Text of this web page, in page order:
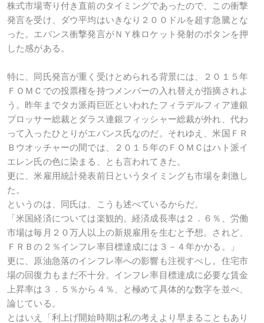
株式市場寄り付き直前のタイミングであったので、この衝撃
発言を受け、ダウ平均はいきなり２００ドルを超す急騰とな
った。エバンス衝撃発言がＮＹ株ロケット発射のボタンを押
した感がある。
特に、同氏発言が重く受けとめられる背景には、２０１５年
ＦＯＭＣでの投票権を持つメンバーの入れ替えが指摘されよ
う。昨年までタカ派両巨匠といわれたフィラデルフィア連銀
プロッサー総裁とダラス連銀フィッシャー総裁が外れ、代わ
って入ったひとりがエバンス氏なのだ。それゆえ、米国ＦＲ
Ｂウオッチャーの間では、２０１５年のＦＯＭＣはハト派イ
エレン氏の色に染まる、とも言われてきた。
更に、米雇用統計発表前日というタイミングも市場を刺激し
た。
というのは、同氏は、こうも述べているからだ。
「米国経済については楽観的。経済成長率は２．６％、労働
市場は毎月２０万人以上の新規雇用を生むと予想。されど、
ＦＲＢの２％インフレ率目標達成には３－４年かかる。」
更に、原油急落のインフレ率への影響も注視すべし。住宅市
場の回復力もまだ不十分。インフレ率目標達成に必要な賃金
上昇率は３．５％から４％、と極めて具体的な数字を並べ、
論じている。
とはいえ「利上げ開始時期は私の考えより早まることもあり